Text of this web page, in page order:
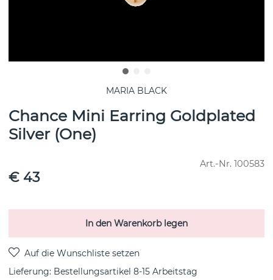
MARIA BLACK
Chance Mini Earring Goldplated
Silver (One)
Art.-Nr. 100583
€ 43
In den Warenkorb legen
Lieferung: Bestellungsartikel 8-15 Arbeitstag